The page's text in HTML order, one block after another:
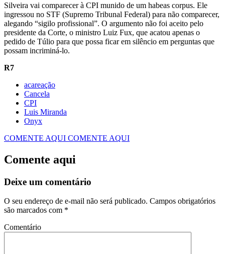
Silveira vai comparecer à CPI munido de um habeas corpus. Ele
ingressou no STF (Supremo Tribunal Federal) para não comparecer,
alegando “sigilo profissional”. O argumento não foi aceito pelo
presidente da Corte, o ministro Luiz Fux, que acatou apenas o
pedido de Túlio para que possa ficar em silêncio em perguntas que
possam incriminá-lo.
R7
acareação
Cancela
CPI
Luis Miranda
Onyx
COMENTE AQUI COMENTE AQUI
Comente aqui
Deixe um comentário
O seu endereço de e-mail não será publicado. Campos obrigatórios
são marcados com *
Comentário